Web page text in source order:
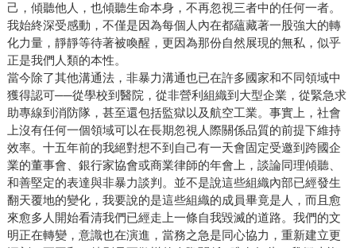
己，傾聽他人，也傾聽生命本身，不再忽視三者中的任何一者。
我始終深受感動，不僅是因為每個人內在都蘊藏著一股強大的轉
化力量，靜靜等待著被喚醒，更因為那份自然展現的無私，似乎
正是我們人類的本性。
當今除了其他溝通法，非暴力溝通也已在許多國家和不同領域中
獲得認可──從學校到醫院，從非營利組織到大型企業，從緊急求
助專線到消防隊，甚至還包括監獄以及航空工業。事實上，社會
上沒有任何一個領域可以在長期忽視人際關係品質的前提下維持
效率。十五年前的我絕對想不到自己有一天會固定受邀到跨國企
業的董事會、銀行家協會或商業律師的年會上，談論同理傾聽、
和善堅定的表達與非暴力談判。並不是說這些組織內部已經發生
翻天覆地的變化，我要說的是這些組織的成員畢竟是人，而且愈
來愈多人開始看清我們已經走上一條自我毀滅的道路。我們的文
明正在轉變，意識也在演進，當務之急是同心協力，重新建立更